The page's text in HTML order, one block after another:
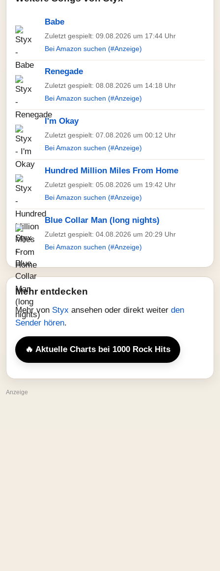
Babe
Zuletzt gespielt: 09.08.2026 um 17:44 Uhr
Bei Amazon suchen (#Anzeige)
Renegade
Zuletzt gespielt: 08.08.2026 um 14:18 Uhr
Bei Amazon suchen (#Anzeige)
I'm Okay
Zuletzt gespielt: 07.08.2026 um 00:12 Uhr
Bei Amazon suchen (#Anzeige)
Hundred Million Miles From Home
Zuletzt gespielt: 05.08.2026 um 19:42 Uhr
Bei Amazon suchen (#Anzeige)
Blue Collar Man (long nights)
Zuletzt gespielt: 04.08.2026 um 20:29 Uhr
Bei Amazon suchen (#Anzeige)
Mehr entdecken
Mehr von Styx ansehen oder direkt weiter den
Sender hören.
🔥 Aktuelle Charts bei 1000 Rock Hits
Anzeige